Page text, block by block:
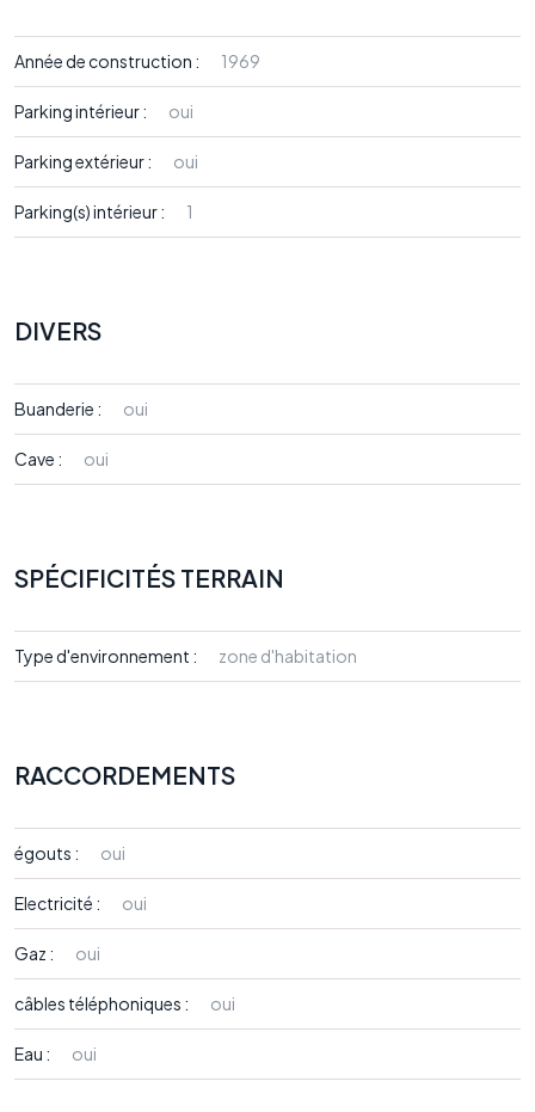
Année de construction : 1969
Parking intérieur : oui
Parking extérieur : oui
Parking(s) intérieur : 1
DIVERS
Buanderie : oui
Cave : oui
SPÉCIFICITÉS TERRAIN
Type d'environnement : zone d'habitation
RACCORDEMENTS
égouts : oui
Electricité : oui
Gaz : oui
câbles téléphoniques : oui
Eau : oui